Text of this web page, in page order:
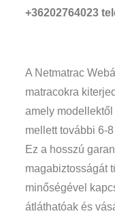
+36202764023
A Netmatrac
matracokra
amely
mellett további 6-
Ez a hosszú
magabiztosságát
minőségével
átláthatóak és